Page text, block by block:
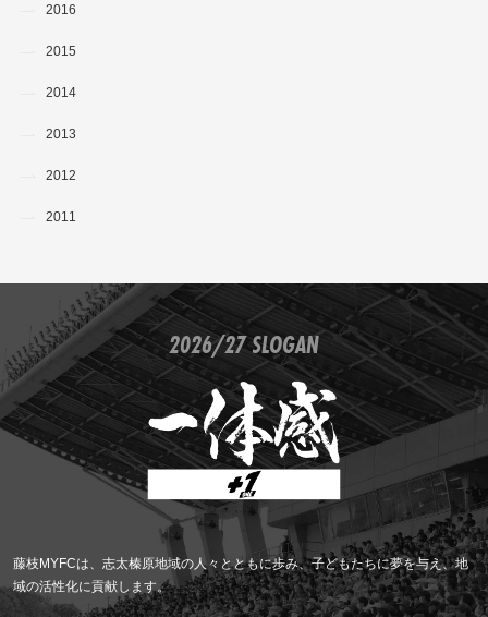
2016
2015
2014
2013
2012
2011
2026/27 SLOGAN
藤枝MYFCは、志太榛原地域の人々とともに歩み、子どもたちに夢を与え、地
域の活性化に貢献します。